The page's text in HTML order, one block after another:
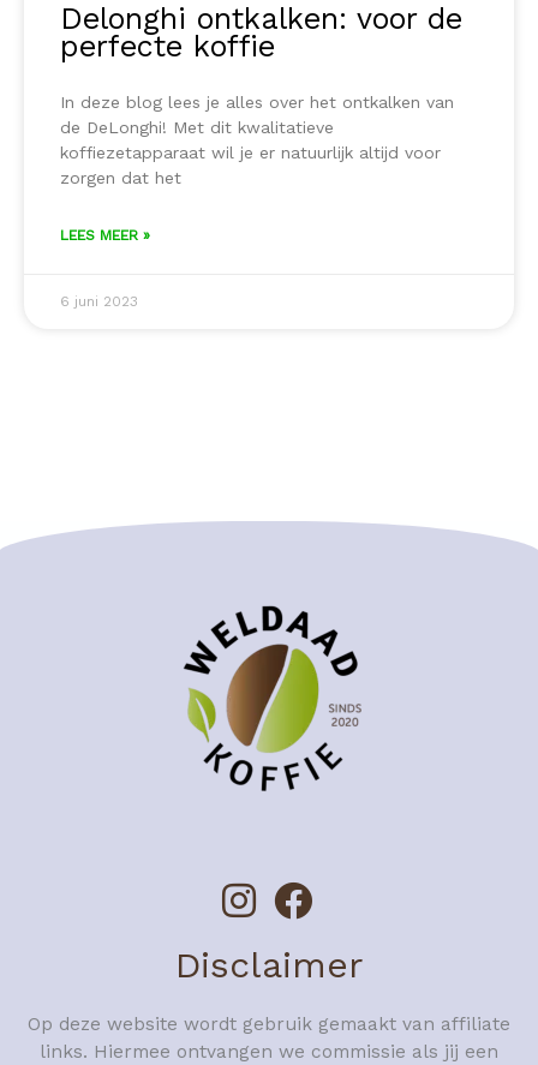
Delonghi ontkalken: voor de
perfecte koffie
In deze blog lees je alles over het ontkalken van
de DeLonghi! Met dit kwalitatieve
koffiezetapparaat wil je er natuurlijk altijd voor
zorgen dat het
LEES MEER »
6 juni 2023
Disclaimer
Op deze website wordt gebruik gemaakt van affiliate
links. Hiermee ontvangen we commissie als jij een